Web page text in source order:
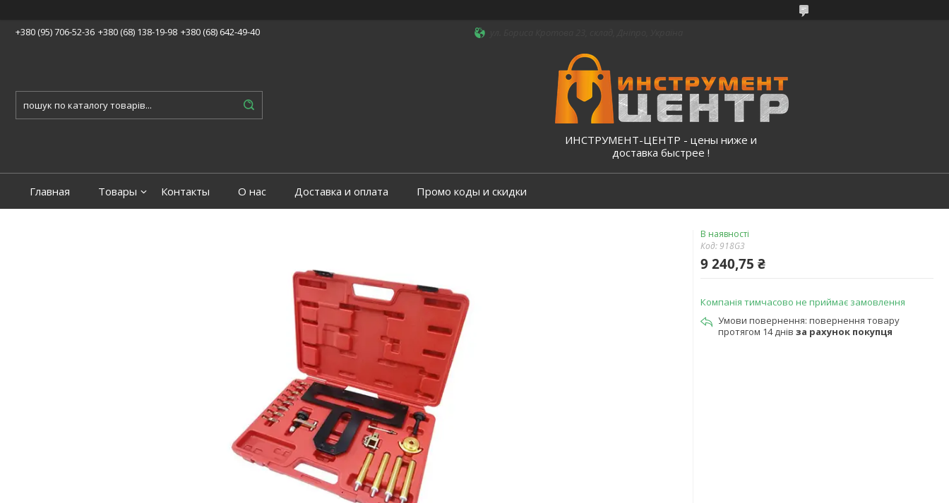
+380 (95) 706-52-36 +380 (68) 138-19-98 +380 (68) 642-49-40
ИНСТРУМЕНТ-ЦЕНТР - цены ниже и
доставка быстрее !
Главная Товары Контакты О нас Доставка и оплата Промо коды и скидки
В наявності
Код:918G3
9 240,75 ₴
Компанія тимчасово не приймає замовлення
повернення товару
протягом 14 днів за рахунок покупця